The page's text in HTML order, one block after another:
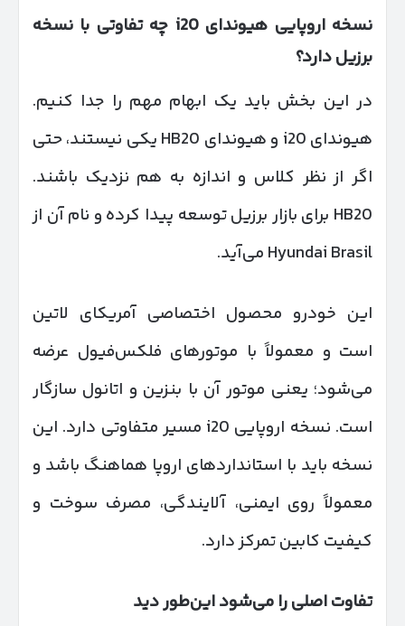
نسخه اروپایی هیوندای i20
چه تفاوتی با نسخه
برزیل دارد؟
در این بخش باید یک ابهام مهم را جدا کنیم.
هیوندای i20 و هیوندای HB20 یکی نیستند، حتی
اگر از نظر کلاس و اندازه به هم نزدیک باشند.
HB20 برای بازار برزیل توسعه پیدا کرده و نام آن از
Hyundai Brasil می‌آید.
این خودرو محصول اختصاصی آمریکای لاتین
است و معمولاً با موتورهای فلکس‌فیول عرضه
می‌شود؛ یعنی موتور آن با بنزین و اتانول سازگار
است. نسخه اروپایی i20 مسیر متفاوتی دارد. این
نسخه باید با استانداردهای اروپا هماهنگ باشد و
معمولاً روی ایمنی، آلایندگی، مصرف سوخت و
کیفیت کابین تمرکز دارد.
تفاوت اصلی را می‌شود این‌طور دید